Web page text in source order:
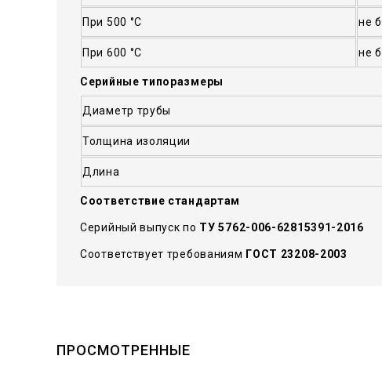
При 500 °С не
При 600 °С не
Серийные типоразмеры
Диаметр трубы
Толщина изоляции
Длина
Соответствие стандартам
Серийный выпуск по ТУ 5762-006-62815391-2016
Соответствует требованиям ГОСТ 23208-2003
ПРОСМОТРЕННЫЕ